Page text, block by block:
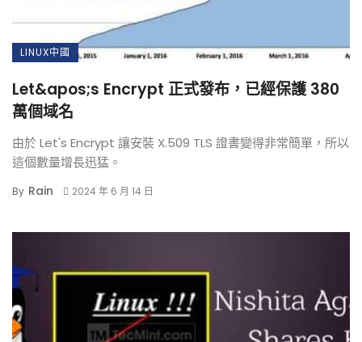
LINUX中國
Let&apos;s Encrypt 正式發布，已經保護 380
萬個域名
由於 Let's Encrypt 讓安裝 X.509 TLS 證書變得非常簡單，所以
這個數量增長迅猛。
By Rain 2024 年 6 月 14 日